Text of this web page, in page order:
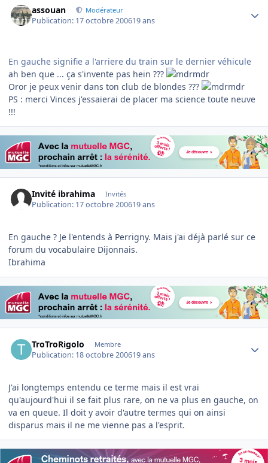
assouan Modérateur
Publication: 17 octobre 200619 ans
En gauche signifie a l'arriere du train sur le dernier véhicule
ah ben que ... ça s'invente pas hein ???
Oror je peux venir dans ton club de blondes ???
PS : merci Vinces j'essaierai de placer ma science toute neuve
!!!
Invité ibrahima Invités
Publication: 17 octobre 200619 ans
En gauche ? Je l'entends à Perrigny. Mais j'ai déjà parlé sur ce
forum du vocabulaire Dijonnais.
Ibrahima
TroTroRigolo Membre
Publication: 18 octobre 200619 ans
J'ai longtemps entendu ce terme mais il est vrai
qu'aujourd'hui il se fait plus rare, on ne va plus en gauche, on
va en queue. Il doit y avoir d'autre termes qui on ainsi
disparus mais il ne me vienne pas a l'esprit.